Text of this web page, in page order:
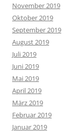
November 2019
Oktober 2019
September 2019
August 2019
Juli 2019
Juni 2019
Mai 2019
April 2019
März 2019
Februar 2019
Januar 2019